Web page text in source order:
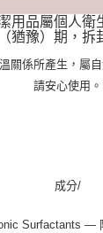
用品屬個人衛
猶豫）期，拆
關係所產生，屬
請安心使用。
成分/
Surfactants —